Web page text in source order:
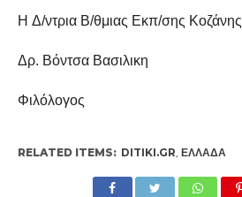
H Δ/ντρια Β/θμιας Εκπ/σης Κοζάνης
Δρ. Βόντσα Βασιλικη
Φιλόλογος
RELATED ITEMS: DITIKI.GR, ΕΛΛΆΔΑ